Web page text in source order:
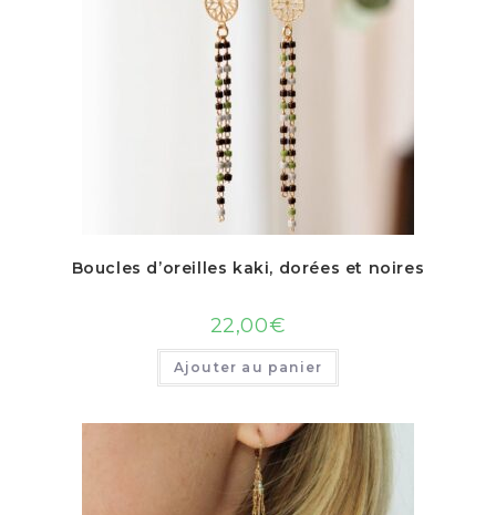
Boucles d’oreilles kaki, dorées et noires
22,00€
Ajouter au panier